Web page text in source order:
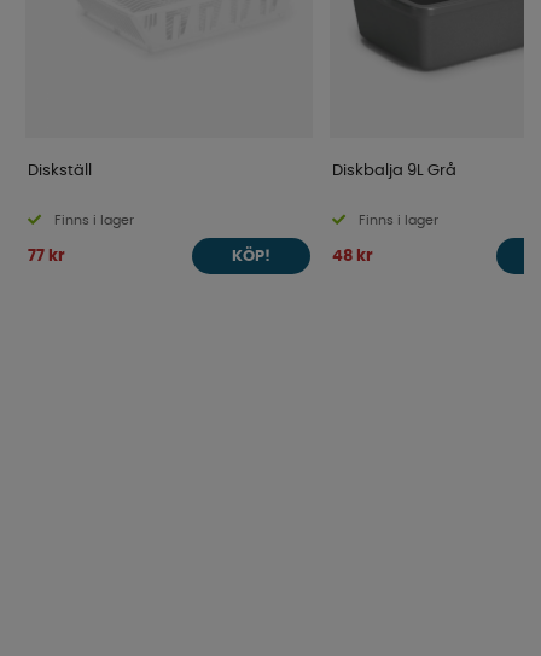
Diskställ
Finns i lager
77 kr KÖP!
Diskbalja 9L Grå
Finns i lager
48 kr